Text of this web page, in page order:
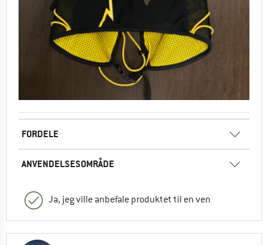
FORDELE
ANVENDELSESOMRÅDE
Ja, jeg ville anbefale produktet til en ven